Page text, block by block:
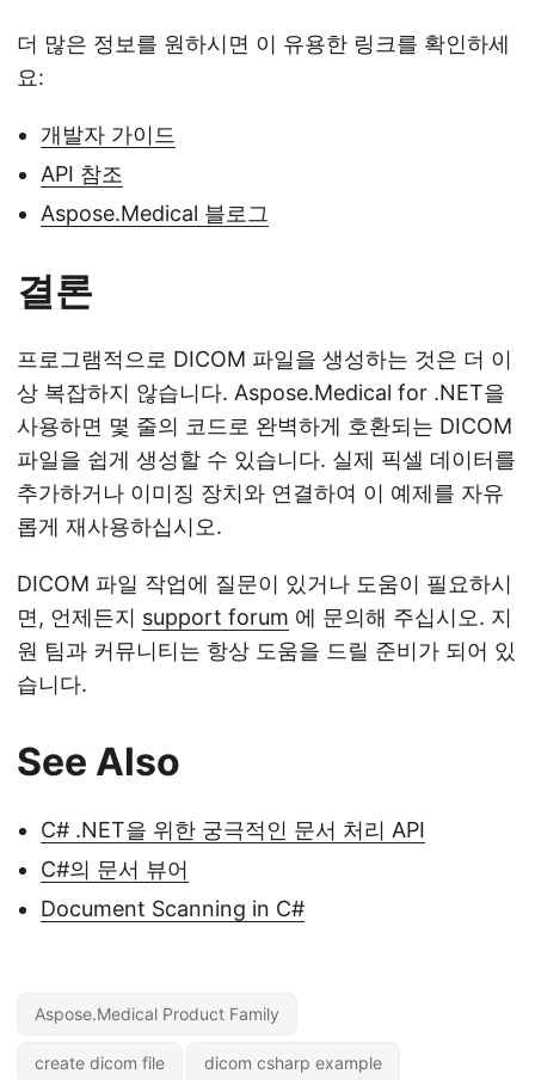
더 많은 정보를 원하시면 이 유용한 링크를 확인하세
요:
개발자 가이드
API 참조
Aspose.Medical 블로그
결론
프로그램적으로 DICOM 파일을 생성하는 것은 더 이
상 복잡하지 않습니다. Aspose.Medical for .NET을
사용하면 몇 줄의 코드로 완벽하게 호환되는 DICOM
파일을 쉽게 생성할 수 있습니다. 실제 픽셀 데이터를
추가하거나 이미징 장치와 연결하여 이 예제를 자유
롭게 재사용하십시오.
DICOM 파일 작업에 질문이 있거나 도움이 필요하시
면, 언제든지 support forum 에 문의해 주십시오. 지
원 팀과 커뮤니티는 항상 도움을 드릴 준비가 되어 있
습니다.
See Also
C# .NET을 위한 궁극적인 문서 처리 API
C#의 문서 뷰어
Document Scanning in C#
Aspose.Medical Product Family
create dicom file dicom csharp example